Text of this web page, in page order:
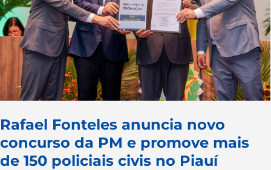
Rafael Fonteles anuncia novo
concurso da PM e promove mais
de 150 policiais civis no Piauí